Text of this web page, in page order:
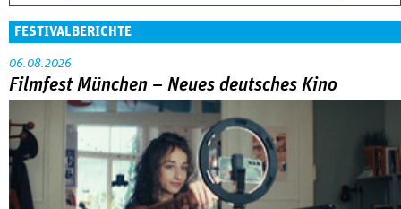
FESTIVALBERICHTE
06.08.2026
Filmfest München – Neues deutsches Kino